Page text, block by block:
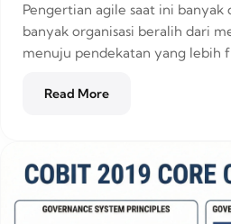
Pengertian agile saat ini banyak
banyak organisasi beralih dari
menuju pendekatan yang lebih
Read More